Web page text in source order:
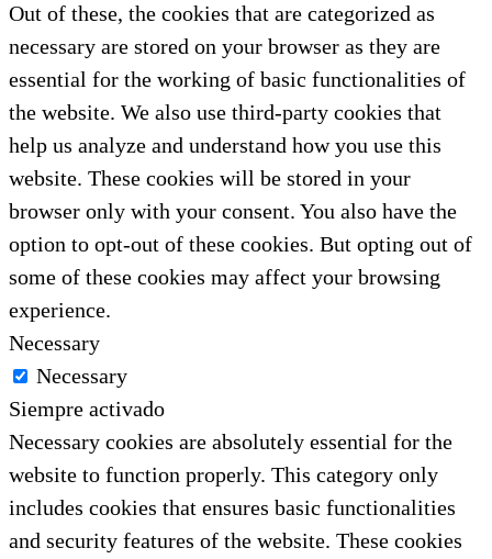
Out of these, the cookies that are categorized as
necessary are stored on your browser as they are
essential for the working of basic functionalities of
the website. We also use third-party cookies that
help us analyze and understand how you use this
website. These cookies will be stored in your
browser only with your consent. You also have the
option to opt-out of these cookies. But opting out of
some of these cookies may affect your browsing
experience.
Necessary
Necessary
Siempre activado
Necessary cookies are absolutely essential for the
website to function properly. This category only
includes cookies that ensures basic functionalities
and security features of the website. These cookies